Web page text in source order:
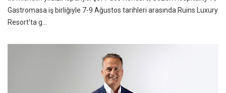
Gastromasa iş birliğiyle 7-9 Ağustos tarihleri arasında Ruins Luxury
Resort'ta g...